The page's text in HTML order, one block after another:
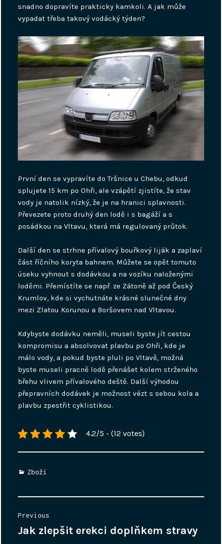
snadno dopravíte prakticky kamkoli. A jak může
vypadat třeba takový vodácký týden?
První den se vypravíte do Tršnice u Chebu, odkud
splujete 15 km po Ohři, ale vzápětí zjistíte, že stav
vody je natolik nízký, že je na hranici splavnosti.
Převezete proto druhý den lodě i s bagáží a s
posádkou na Vltavu, která má regulovaný průtok.
Další den se strhne přívalový bouřkový liják a zaplaví
část říčního koryta bahnem. Můžete se opět tomuto
úseku vyhnout s dodávkou a na vozíku naloženými
loděmi. Přemístíte se např. ze Zátoně až pod Český
Krumlov, kde si vychutnáte krásné slunečné dny
mezi Zlatou Korunou a Boršovem nad Vltavou.
Kdybyste dodávku neměli, museli byste jít cestou
kompromisu a absolvovat plavbu po Ohři, kde je
málo vody, a pokud byste pluli po Vltavě, možná
byste museli pracně lodě přenášet kolem strženého
břehu vlivem přívalového deště. Další výhodou
přepravních dodávek je možnost vézt s sebou kola a
plavbu zpestřit cyklistikou.
4.2/5 - (12 votes)
Categories
Zboží
navigation
Previous
Previous
Jak zlepšit erekci doplňkem stravy